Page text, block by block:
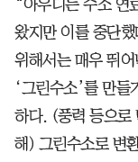
“아우디는 수소 연
왔지만 이를 중단
위해서는 매우 뛰
‘그린수소’를 만
하다. (풍력 등으로
해) 그린수소로 변